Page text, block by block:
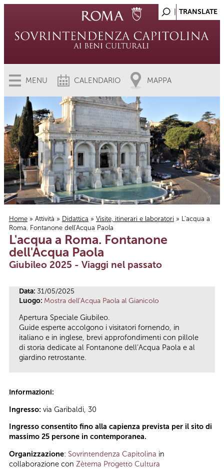
MENU CALENDARIO MAPPA
Tu sei qui
Home » Attività » Didattica » Visite, itinerari e laboratori » L'acqua a
Roma. Fontanone dell'Acqua Paola
L'acqua a Roma. Fontanone
dell'Acqua Paola
Giubileo 2025 - Viaggi nel passato
Data: 31/05/2025
Luogo: Mostra dell’Acqua Paola al Gianicolo
Apertura Speciale Giubileo.
Guide esperte accolgono i visitatori fornendo, in
italiano e in inglese, brevi approfondimenti con pillole
di storia dedicate al Fontanone dell’Acqua Paola e al
giardino retrostante.
Informazioni:
Ingresso: via Garibaldi, 30
Ingresso consentito fino alla capienza prevista per il sito di
massimo 25 persone in contemporanea.
Organizzazione: Sovrintendenza Capitolina in
collaborazione con Zètema Progetto Cultura